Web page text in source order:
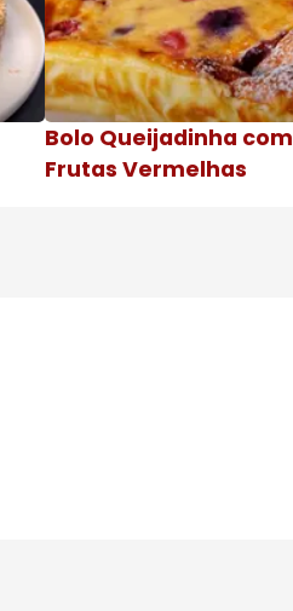
Bolo Queijadinha com
Frutas Vermelhas